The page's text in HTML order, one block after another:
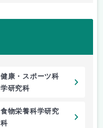
健康・スポーツ科
学研究科
食物栄養科学研究
科